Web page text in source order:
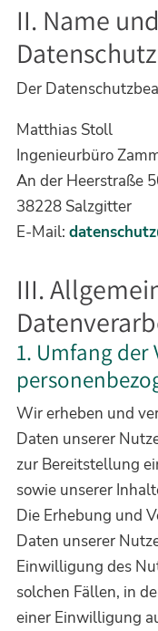
II. Name
Der
Matthias Stoll
Ingenieurbüro
An der Heerstraße
38228 Salzgitter
E-Mail:
III.
1. Umfang
Wir erheben und
Daten unserer
zur Bereitstellung
sowie unserer
Die Erhebung und
Daten unserer
Einwilligung des
solchen Fällen, in
einer Einwilligung